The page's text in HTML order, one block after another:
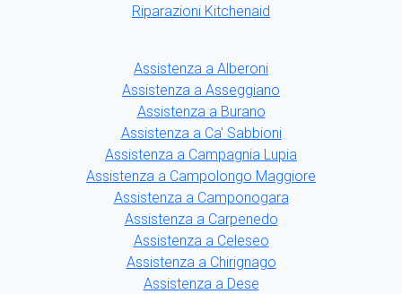
Riparazioni Kitchenaid
Assistenza a Alberoni
Assistenza a Asseggiano
Assistenza a Burano
Assistenza a Ca' Sabbioni
Assistenza a Campagnia Lupia
Assistenza a Campolongo Maggiore
Assistenza a Camponogara
Assistenza a Carpenedo
Assistenza a Celeseo
Assistenza a Chirignago
Assistenza a Dese